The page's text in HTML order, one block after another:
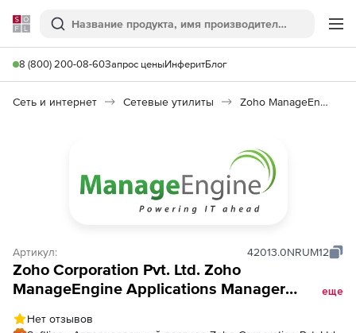
Softline
Поиск
8 (800) 200-08-60Запрос ценыИнферитБлог
Сеть и интернет Сетевые утилиты Zoho ManageEngine Applications Manager
Артикул: 42013.0NRUM12
Zoho Corporation Pvt. Ltd. Zoho
ManageEngine Applications Manager
Model Real User Monitor, RUM Single
еще
Нет отзывов